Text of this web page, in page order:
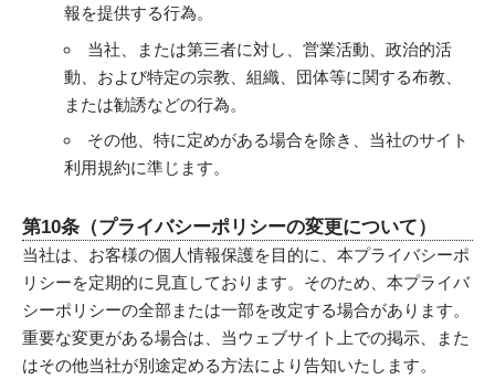
報を提供する行為。
当社、または第三者に対し、営業活動、政治的活
動、および特定の宗教、組織、団体等に関する布教、
または勧誘などの行為。
その他、特に定めがある場合を除き、当社のサイト
利用規約に準じます。
第10条（プライバシーポリシーの変更について）
当社は、お客様の個人情報保護を目的に、本プライバシーポ
リシーを定期的に見直しております。そのため、本プライバ
シーポリシーの全部または一部を改定する場合があります。
重要な変更がある場合は、当ウェブサイト上での掲示、また
はその他当社が別途定める方法により告知いたします。